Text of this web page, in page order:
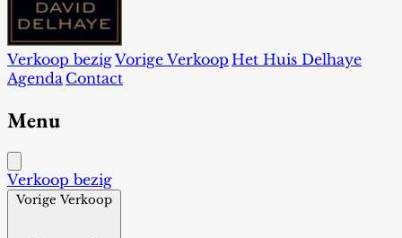
Verkoop bezigVorige Verkoop Het Huis Delhaye
Agenda Contact
Menu
Verkoop bezig
Vorige Verkoop